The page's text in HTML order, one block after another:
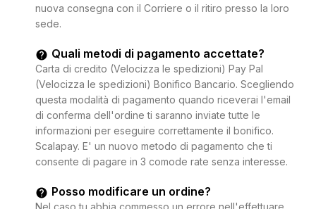
nuova consegna con il Corriere o il ritiro presso la loro
sede.
Quali metodi di pagamento accettate?
Carta di credito (Velocizza le spedizioni) Pay Pal
(Velocizza le spedizioni) Bonifico Bancario. Scegliendo
questa modalità di pagamento quando riceverai l'email
di conferma dell'ordine ti saranno inviate tutte le
informazioni per eseguire correttamente il bonifico.
Scalapay. E' un nuovo metodo di pagamento che ti
consente di pagare in 3 comode rate senza interesse.
Posso modificare un ordine?